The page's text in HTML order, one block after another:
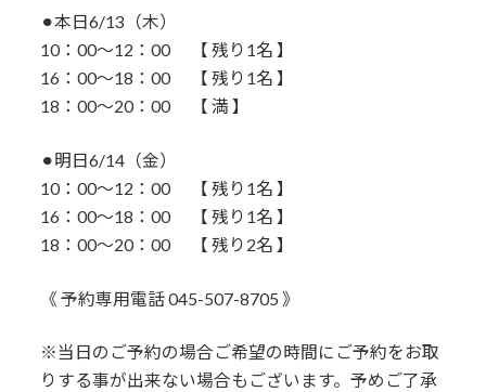
⚫︎本日6/13（木）
10：00〜12：00 【 残り1名 】
16：00～18：00 【 残り1名 】
18：00～20：00 【 満 】
⚫︎明日6/14（金）
10：00〜12：00 【 残り1名 】
16：00～18：00 【 残り1名 】
18：00～20：00 【 残り2名 】
《 予約専用電話 045-507-8705 》
※当日のご予約の場合ご希望の時間にご予約をお取
りする事が出来ない場合もございます。予めご了承